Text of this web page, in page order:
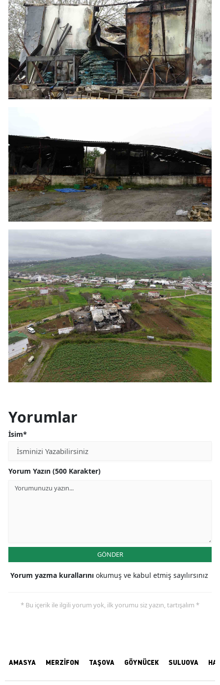
Yorumlar
İsim*
Yorum Yazın (500 Karakter)
GÖNDER
Yorum yazma kurallarını okumuş ve kabul etmiş sayılırsınız
* Bu içerik ile ilgili yorum yok, ilk yorumu siz yazın, tartışalım *
AMASYA MERZİFON TAŞOVA GÖYNÜCEK SULUOVA